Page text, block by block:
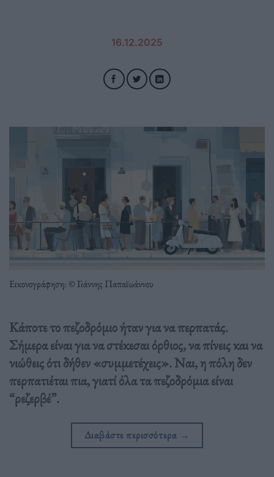
16.12.2025
Εικονογράφηση: © Γιάννης Παπαϊωάννου
Κάποτε το πεζοδρόμιο ήταν για να περπατάς.
Σήμερα είναι για να στέκεσαι όρθιος, να πίνεις και να
νιώθεις ότι δήθεν «συμμετέχεις». Ναι, η πόλη δεν
περπατιέται πια, γιατί όλα τα πεζοδρόμια είναι
“ρεζερβέ”.
Διαβάστε περισσότερα →